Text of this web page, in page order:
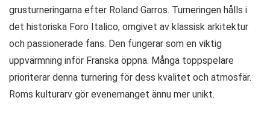
grusturneringarna efter Roland Garros. Turneringen hålls i
det historiska Foro Italico, omgivet av klassisk arkitektur
och passionerade fans. Den fungerar som en viktig
uppvärmning inför Franska öppna. Många toppspelare
prioriterar denna turnering för dess kvalitet och atmosfär.
Roms kulturarv gör evenemanget ännu mer unikt.